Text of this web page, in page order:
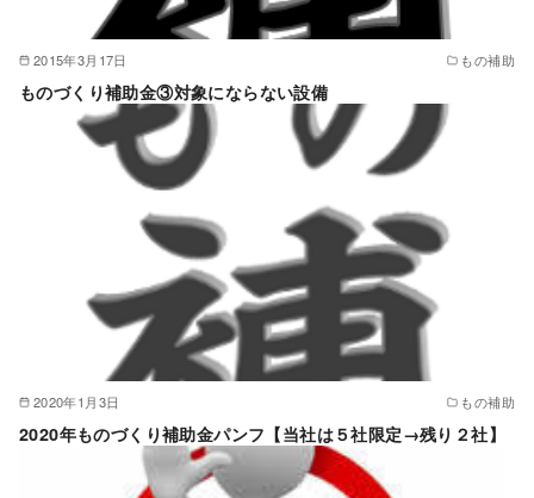
2015年3月17日 もの補助
ものづくり補助金③対象にならない設備
2020年1月3日 もの補助
2020年ものづくり補助金パンフ【当社は５社限定→残り２社】